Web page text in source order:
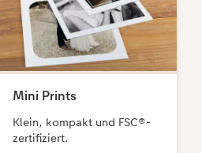
Mini Prints
Klein, kompakt und FSC®-
zertifiziert.